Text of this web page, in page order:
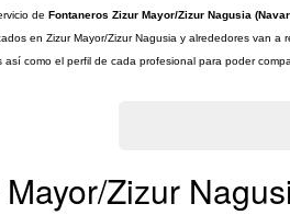
de Fontaneros Zizur Mayor/Zizur Nagusia
en Zizur Mayor/Zizur Nagusia y alrededores van
como el perfil de cada profesional para poder
Zizur